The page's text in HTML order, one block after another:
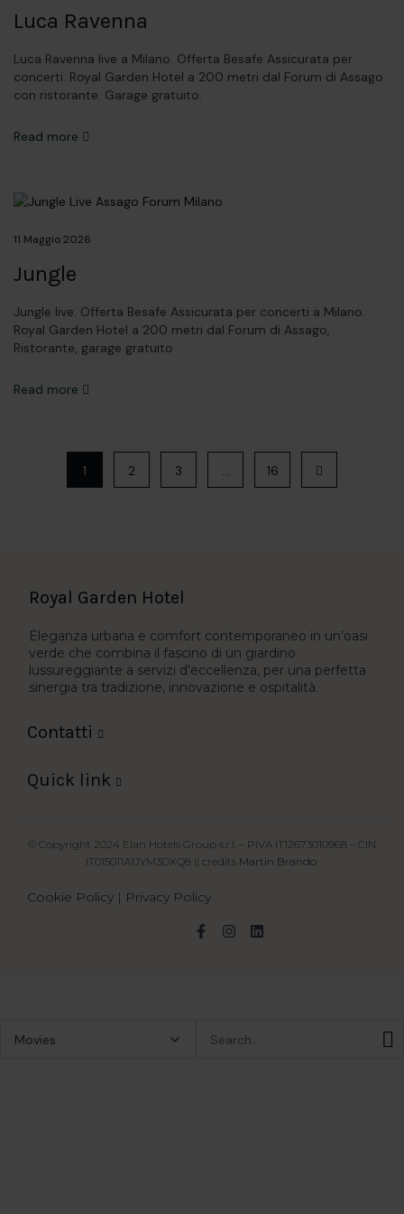
Luca Ravenna
Luca Ravenna live a Milano. Offerta Besafe Assicurata per
concerti. Royal Garden Hotel a 200 metri dal Forum di Assago
con ristorante. Garage gratuito.
Read more
11 Maggio 2026
Jungle
Jungle live. Offerta Besafe Assicurata per concerti a Milano.
Royal Garden Hotel a 200 metri dal Forum di Assago,
Ristorante, garage gratuito
Read more
1 2 3 … 16
Royal Garden Hotel
Eleganza urbana e comfort contemporaneo in un’oasi
verde che combina il fascino di un giardino
lussureggiante a servizi d’eccellenza, per una perfetta
sinergia tra tradizione, innovazione e ospitalità.
Contatti
Quick link
© Copyright 2024 Elan Hotels Group s.r.l. – PIVA IT12673010968 – CIN
IT015011A1JYM3DXQ8 || credits Martin Brando
Cookie Policy | Privacy Policy